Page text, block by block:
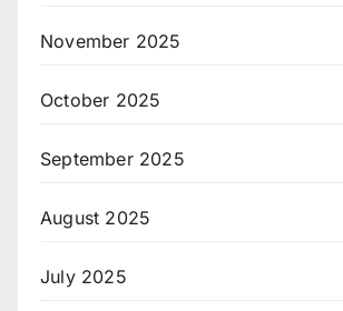
November 2025
October 2025
September 2025
August 2025
July 2025